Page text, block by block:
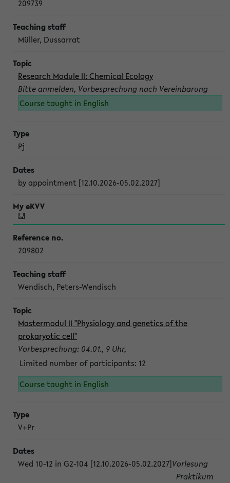
209739
Müller, Dussarrat
Research Module II: Chemical Ecology
Bitte anmelden, Vorbesprechung nach Vereinbarung
Course taught in English
Pj
by appointment [12.10.2026-05.02.2027]
209802
Wendisch, Peters-Wendisch
Mastermodul II "Physiology and genetics of the
prokaryotic cell"
Vorbesprechung: 04.01., 9 Uhr,
Limited number of participants: 12
Course taught in English
V+Pr
Wed 10-12 in G2-104 [12.10.2026-05.02.2027]Vorlesung
Praktikum